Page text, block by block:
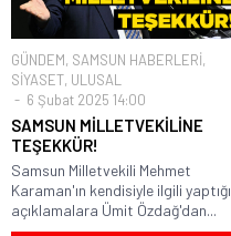
GÜNDEM, SAMSUN HABERLERİ,
SİYASET, ULUSAL
6 Şubat 2025 14:00
SAMSUN MİLLETVEKİLİNE
TEŞEKKÜR!
Samsun Milletvekili Mehmet
Karaman'ın kendisiyle ilgili yaptığı
açıklamalara Ümit Özdağ'dan...